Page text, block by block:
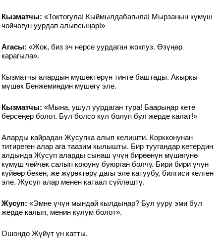
Кызматчы: «Токтогула! Кыймылдабагыла! Мырзанын күмүш
чөйчөгүн уурдап алыпсыңар!»
Агасы: «Жок, биз эч нерсе уурдаган жокпуз. Өзүңөр
карагыла».
Кызматчы алардын мүшөктөрүн тинте баштады. Акыркы
мүшөк Бенжеминдин мүшөгү эле.
Кызматчы: «Мына, ушул уурдаган тура! Баарыңар кете
берсеңер болот. Бул болсо кул болуп бул жерде калат!»
Аларды кайрадан Жусупка алып келишти. Коркконунан
титиреген алар ага таазим кылышты. Бир туугандар кетердин
алдында Жусуп аларды сынаш үчүн бирөөнүн мүшөгүнө
күмүш чөйчөк салып коюуну буюрган болчу. Бири бири үчүн
күйөөр бекен, же жүрөктөрү дагы эле катуубу, билгиси келген
эле. Жусуп алар менен катаал сүйлөштү.
Жусуп: «Эмне үчүн мындай кылдыңар? Бул ууру эми бул
жерде калып, менин кулум болот».
Ошондо Жүйүт үн катты.